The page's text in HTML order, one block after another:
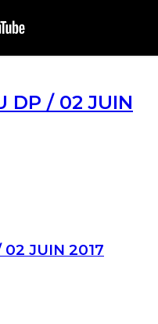
DP / 02 JUIN
02 JUIN 2017